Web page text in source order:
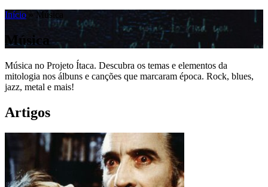
Início » Música
Música
Música no Projeto Ítaca. Descubra os temas e elementos da
mitologia nos álbuns e canções que marcaram época. Rock, blues,
jazz, metal e mais!
Artigos